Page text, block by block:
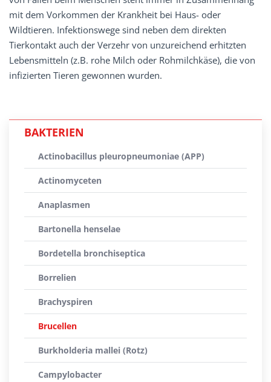
mit dem Vorkommen der Krankheit bei Haus- oder
Wildtieren. Infektionswege sind neben dem direkten
Tierkontakt auch der Verzehr von unzureichend erhitzten
Lebensmitteln (z.B. rohe Milch oder Rohmilchkäse), die von
infizierten Tieren gewonnen wurden.
BAKTERIEN
Actinobacillus pleuropneumoniae (APP)
Actinomyceten
Anaplasmen
Bartonella henselae
Bordetella bronchiseptica
Borrelien
Brachyspiren
Brucellen
Burkholderia mallei (Rotz)
Campylobacter